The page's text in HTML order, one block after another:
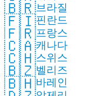
🇧🇷브라질
🇫🇮핀란드
🇫🇷프랑스
🇨🇦캐나다
🇨🇭스위스
🇧🇿벨리즈
🇧🇭바레인